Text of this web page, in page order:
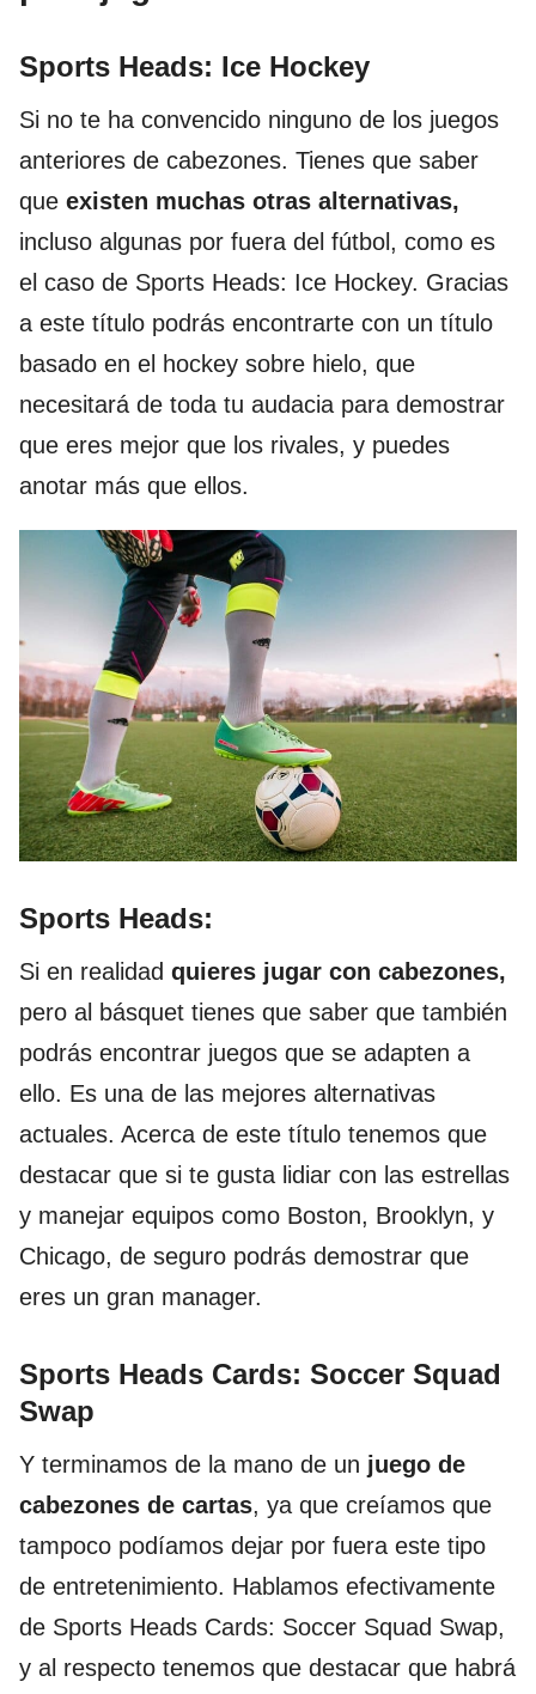
Sports Heads: Ice Hockey
Si no te ha convencido ninguno de los juegos
anteriores de cabezones. Tienes que saber
que existen muchas otras alternativas,
incluso algunas por fuera del fútbol, como es
el caso de Sports Heads: Ice Hockey. Gracias
a este título podrás encontrarte con un título
basado en el hockey sobre hielo, que
necesitará de toda tu audacia para demostrar
que eres mejor que los rivales, y puedes
anotar más que ellos.
Sports Heads:
Si en realidad quieres jugar con cabezones,
pero al básquet tienes que saber que también
podrás encontrar juegos que se adapten a
ello. Es una de las mejores alternativas
actuales. Acerca de este título tenemos que
destacar que si te gusta lidiar con las estrellas
y manejar equipos como Boston, Brooklyn, y
Chicago, de seguro podrás demostrar que
eres un gran manager.
Sports Heads Cards: Soccer Squad
Swap
Y terminamos de la mano de un juego de
cabezones de cartas, ya que creíamos que
tampoco podíamos dejar por fuera este tipo
de entretenimiento. Hablamos efectivamente
de Sports Heads Cards: Soccer Squad Swap,
y al respecto tenemos que destacar que habrá